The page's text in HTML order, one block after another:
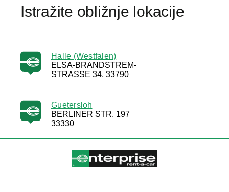
Istražite obližnje lokacije
Halle (Westfalen)
ELSA-BRANDSTREM-
STRASSE 34, 33790
Guetersloh
BERLINER STR. 197
33330